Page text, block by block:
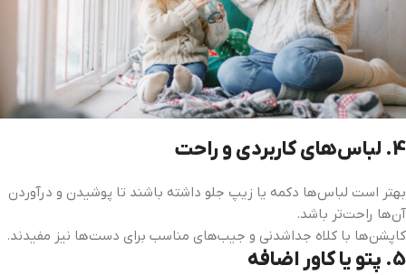
4. لباس‌های کاربردی و راحت
بهتر است لباس‌ها دکمه یا زیپ جلو داشته باشند تا پوشیدن و درآوردن
آن‌ها راحت‌تر باشد.
کاپشن‌ها با کلاه جداشدنی و جیب‌های مناسب برای دست‌ها نیز مفیدند.
5. پتو یا کاور اضافه